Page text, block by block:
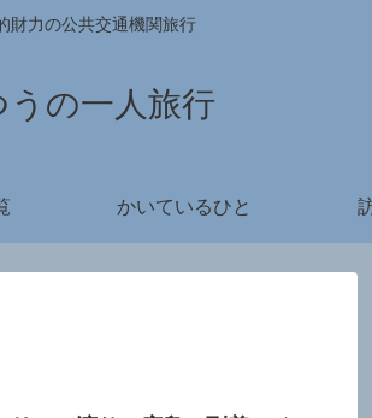
財力の公共交通機関旅行
うの一人旅行
かいているひと